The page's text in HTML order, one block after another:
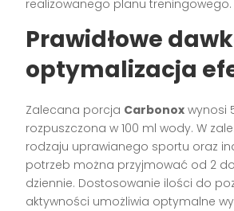
realizowanego planu treningowego.
Prawidłowe
optymalizacja
Zalecana porcja Carbonox wynosi
rozpuszczona w 100 ml wody. W
rodzaju uprawianego sportu oraz
potrzeb można przyjmować od 2
dziennie. Dostosowanie ilości do
aktywności umożliwia optymalne